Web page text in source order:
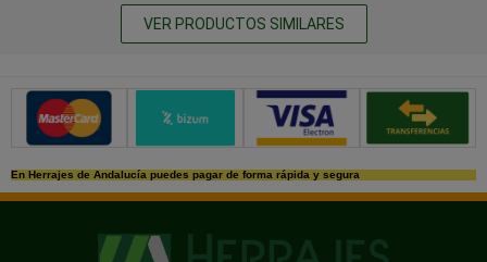
VER PRODUCTOS SIMILARES
Métodos de pago seguros
En Herrajes de Andalucía puedes pagar de forma rápida y segura